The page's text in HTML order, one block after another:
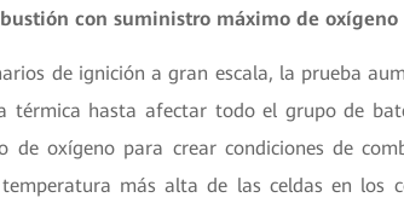
con suministro máximo de oxígeno
de ignición a gran escala, la prueba
térmica hasta afectar todo el grupo de
de oxígeno para crear condiciones de
más alta de las celdas en los